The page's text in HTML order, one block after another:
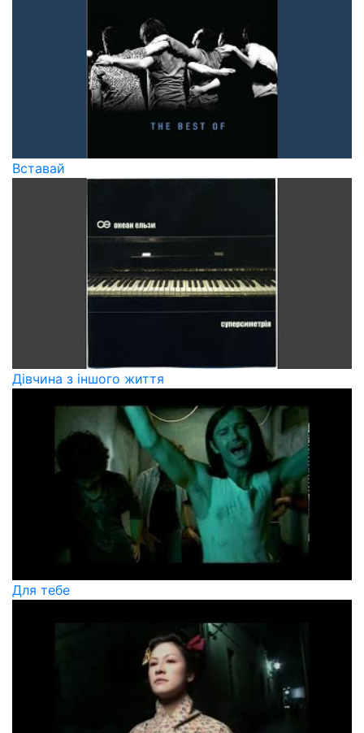
Вставай
Дівчина з іншого життя
Для тебе